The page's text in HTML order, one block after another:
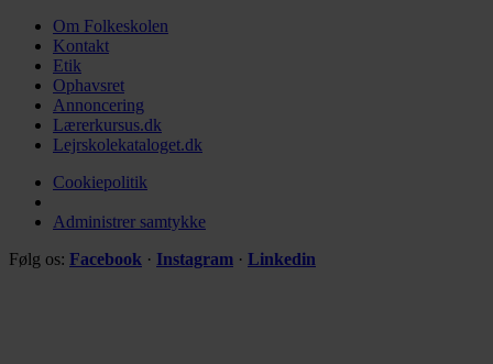
Om Folkeskolen
Kontakt
Etik
Ophavsret
Annoncering
Lærerkursus.dk
Lejrskolekataloget.dk
Cookiepolitik
Administrer samtykke
Følg os: Facebook · Instagram · Linkedin